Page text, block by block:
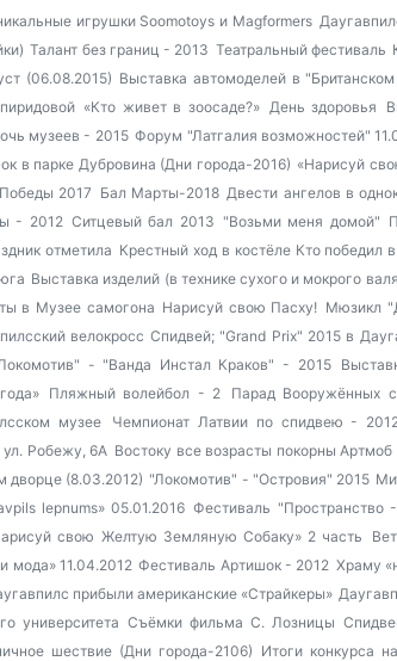
игрушки Soomotoys и Magformers
Талант без границ - 2013 Театральный фестиваль
(06.08.2015) Выставка автомоделей в
«Кто живет в зоосаде?» День здоровья
музеев - 2015 Форум "Латгалия возможностей"
в парке Дубровина (Дни города-2016) «Нарисуй
2017 Бал Марты-2018 Двести ангелов в
- 2012 Ситцевый бал 2013 "Возьми меня домой"
отметила Крестный ход в костёле Кто победил
Выставка изделий (в технике сухого и мокрого
в Музее самогона Нарисуй свою Пасху! Мюзикл
велокросс Спидвей; "Grand Prix" 2015 в
- "Ванда Инстал Краков" - 2015
Пляжный волейбол - 2 Парад Вооружённых
музее Чемпионат Латвии по спидвею -
ул. Робежу, 6А Востоку все возрасты покорныАртмоб
дворце (8.03.2012) "Локомотив" - "Островия" 2015
lepnums» 05.01.2016 Фестиваль "Пространство
свою Желтую Земляную Собаку» 2 часть
мода» 11.04.2012 Фестиваль Артишок - 2012 Храму
прибыли американские «Страйкеры»
университета Съёмки фильма С. Лозницы
шествие (Дни города-2106) Итоги конкурса